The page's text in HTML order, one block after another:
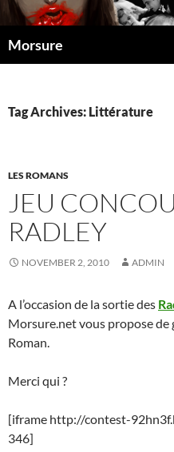
Morsure
Tag Archives: Littérature
LES ROMANS
JEU
RADLEY
NOVEMBER 2, 2010 ADMIN
A l’occasion de la sortie des
Morsure.net vous propose de
Roman.
Merci qui ?
[iframe http://contest-
346]